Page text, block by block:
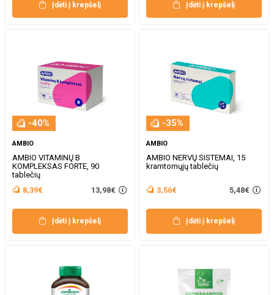
Įdėti į krepšelį Įdėti į krepšelį
-40%
AMBIO
AMBIO VITAMINŲ B
KOMPLEKSAS FORTE, 90
tablečių
8,39€
13,98€
Įdėti į krepšelį
-35%
AMBIO
AMBIO NERVŲ SISTEMAI, 15
kramtomųjų tablečių
3,56€ 5,48€
Įdėti į krepšelį